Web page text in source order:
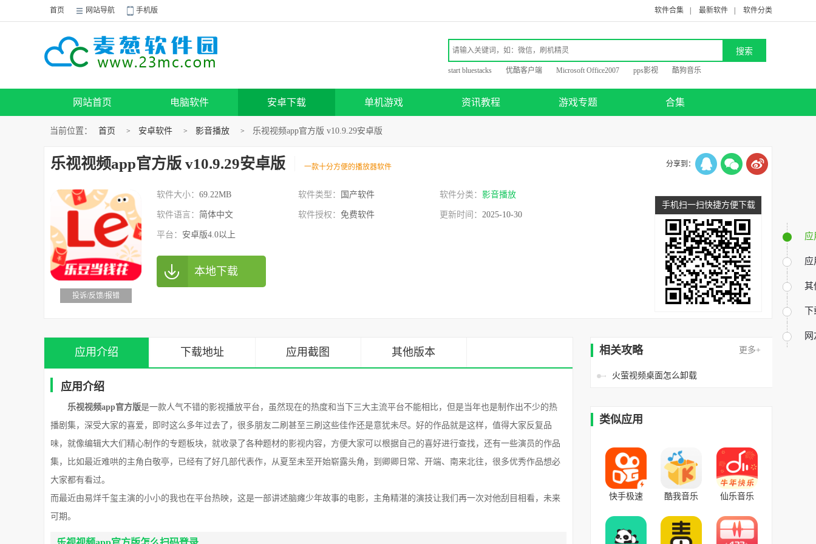
首页 网站导航 手机版 软件合集 最新软件 软件分类
start bluestacks 优酷客户端 Microsoft Office2007 pps影视 酷狗音乐
网站首页 电脑软件 安卓下载 单机游戏 资讯教程 游戏专题 合集
当前位置： 首页 > 安卓软件 > 影音播放 > 乐视视频app官方版 v10.9.29安卓版
乐视视频app官方版 v10.9.29安卓版 一款十分方便的播放器软件 分享到：
投诉/反馈/报错
软件大小： 69.22MB 软件类型： 国产软件 软件分类： 影音播放
软件语言： 简体中文 软件授权： 免费软件 更新时间： 2025-10-30
平台： 安卓版4.0以上
本地下载
手机扫一扫快捷方便下载
相关攻略 更多+
火萤视频桌面怎么卸载
类似应用
快手极速
v12.0.10.7168
酷我音乐
卓版
仙乐音乐
应用介绍 下载地址 应用截图 其他版本
应用介绍
乐视视频app官方版是一款人气不错的影视播放平台，虽然现在的热度和当下三大主流平台不能相比，但是当年也是制作出不少的热
播剧集，深受大家的喜爱，即时这么多年过去了，很多朋友二刷甚至三刷这些佳作还是意犹未尽。好的作品就是这样，值得大家反复品
味，就像编辑大大们精心制作的专题板块，就收录了各种题材的影视内容，方便大家可以根据自己的喜好进行查找，还有一些演员的作品
集，比如最近难哄的主角白敬亭，已经有了好几部代表作，从夏至未至开始崭露头角，到卿卿日常、开端、南来北往，很多优秀作品想必
大家都有看过。
而最近由易烊千玺主演的小小的我也在平台热映，这是一部讲述脑瘫少年故事的电影，主角精湛的演技让我们再一次对他刮目相看，未来
可期。
应
应
其
下